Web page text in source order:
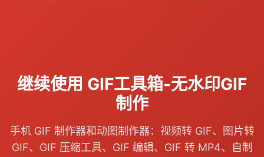
继续使用 GIF工具箱-无水印GIF
制作
手机 GIF 制作器和动图制作器：视频转 GIF、图片转
GIF、GIF 压缩工具、GIF 编辑、GIF 转 MP4、自制